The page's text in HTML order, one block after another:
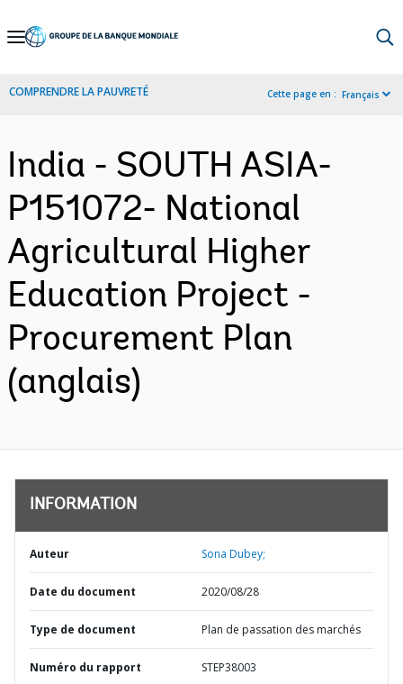
Skip
Navigation
COMPRENDRE LA PAUVRETÉ Cette page en : Français
India - SOUTH ASIA-
P151072- National
Agricultural Higher
Education Project -
Procurement Plan
(anglais)
INFORMATION
Auteur Sona Dubey;
Date du document 2020/08/28
Type de document Plan de passation des marchés
Numéro du rapport STEP38003